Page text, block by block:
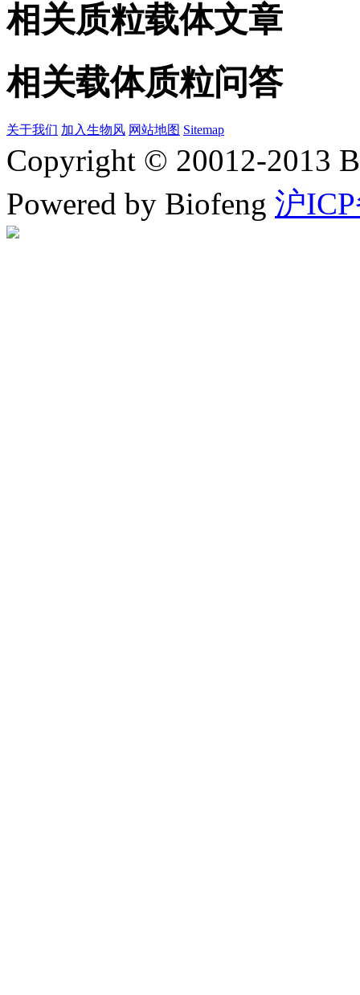
相关质粒载体文章
相关载体质粒问答
关于我们 加入生物风 网站地图 Sitemap
Copyright © 20012-2013
Powered by Biofeng 沪